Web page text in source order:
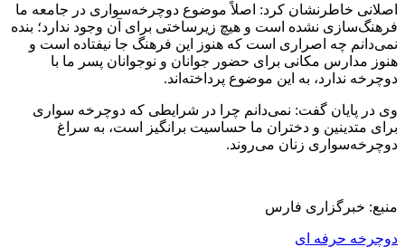
اصلانی خاطرنشان کرد: اصلاً موضوع دوچرخه‌سواری در جامعه ما
فرهنگ‌سازی نشده است و هیچ زیرساختی برای آن وجود ندارد؛ بنده
نمی‌دانم چه اصراری است که هنوز این فرهنگ جا نیفتاده است و
هنوز مدارس مکانی برای حضور جوانان و نوجوانان پسر ما با
دوچرخه ندارد، به این موضوع پرداخته‌اند.
وی در پایان گفت: نمی‌دانم چرا در شرایطی که دوچرخه سواری
برای متدینین و دختران ما حساسیت برانگیز است، به سراغ
دوچرخه‌سواری زنان می‌روند.
منبع: خبرگزاری فارس
دوچرخه حرفه ای